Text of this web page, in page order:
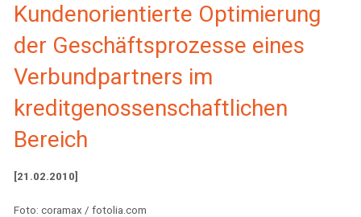
Kundenorientierte Optimierung
der Geschäftsprozesse eines
Verbundpartners im
kreditgenossenschaftlichen
Bereich
[21.02.2010]
Foto: coramax / fotolia.com